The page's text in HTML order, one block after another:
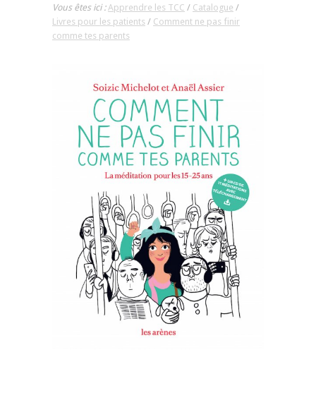
Vous êtes ici :Apprendre les TCC / Catalogue /
Livres pour les patients / Comment ne pas finir
comme tes parents